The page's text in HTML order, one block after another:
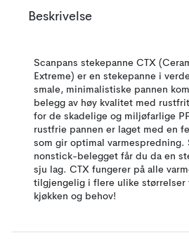
Beskrivelse
Scanpans stekepanne CTX
Extreme) er en stekepanne i
smale, minimalistiske pannen
belegg av høy kvalitet med
for de skadelige og miljøfarlige
rustfrie pannen er laget med en
som gir optimal varmespredning.
nonstick-belegget får du da en
sju lag. CTX fungerer på alle
tilgjengelig i flere ulike størrelser
kjøkken og behov!